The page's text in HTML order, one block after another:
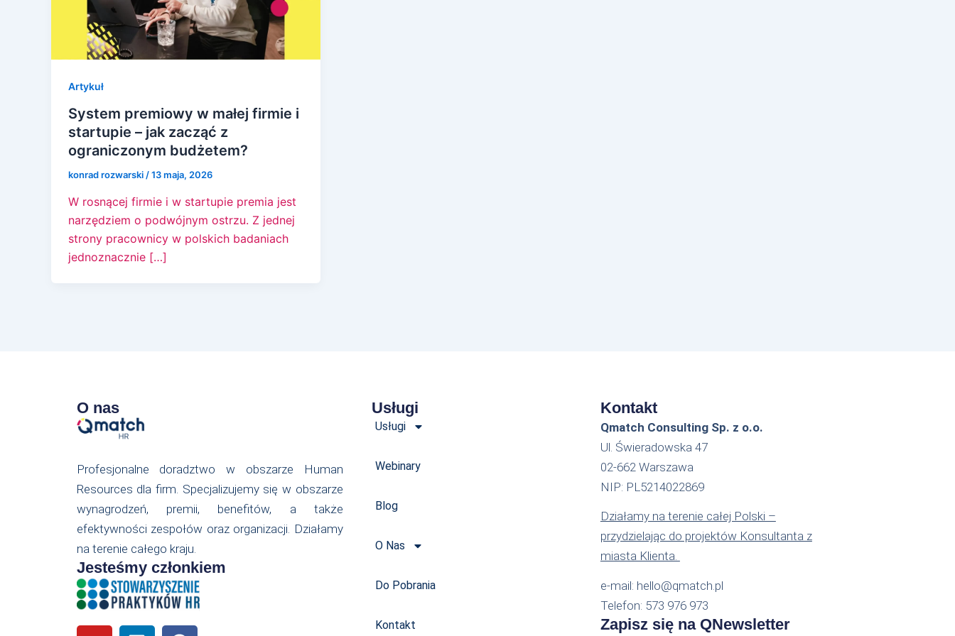
Artykuł
System premiowy w małej firmie i
startupie – jak zacząć z
ograniczonym budżetem?
konrad rozwarski /13 maja, 2026
W rosnącej firmie i w startupie premia jest
narzędziem o podwójnym ostrzu. Z jednej
strony pracownicy w polskich badaniach
jednoznacznie […]
O nas
Profesjonalne doradztwo w obszarze Human
Resources dla firm. Specjalizujemy się w obszarze
wynagrodzeń, premii, benefitów, a także
efektywności zespołów oraz organizacji. Działamy
na terenie całego kraju.
Jesteśmy członkiem
Usługi
Usługi
Webinary
Blog
O Nas
Do Pobrania
Kontakt
Kontakt
Qmatch Consulting Sp. z o.o.
Ul. Świeradowska 47
02-662 Warszawa
NIP: PL5214022869
Działamy na terenie całej Polski –
przydzielając do projektów Konsultanta z
miasta Klienta.
e-mail: hello@qmatch.pl
Telefon: 573 976 973
Zapisz się na QNewsletter